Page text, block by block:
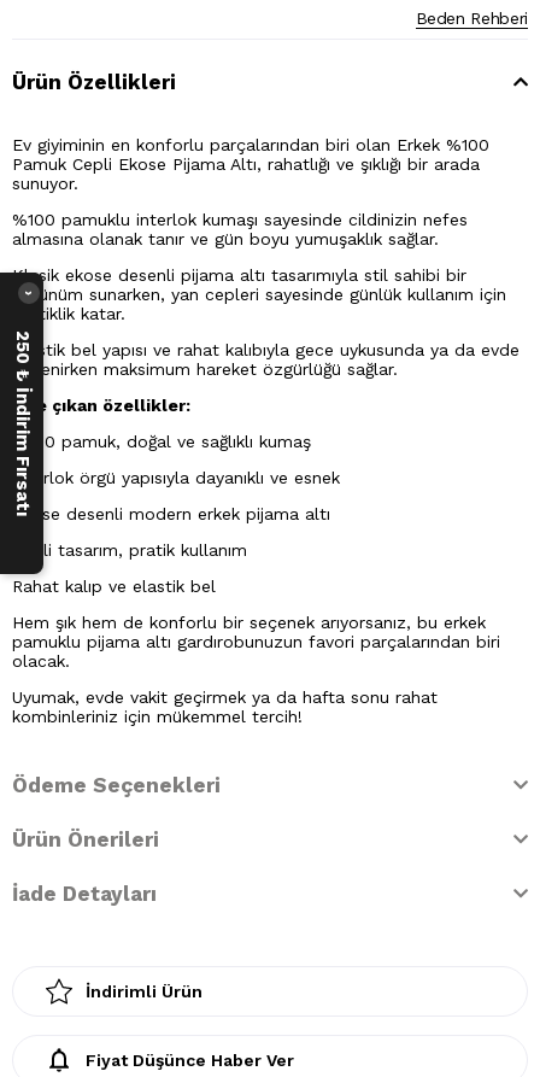
Beden Rehberi
Ürün Özellikleri
Ev giyiminin en konforlu parçalarından biri olan Erkek %100
Pamuk Cepli Ekose Pijama Altı, rahatlığı ve şıklığı bir arada
sunuyor.
%100 pamuklu interlok kumaşı sayesinde cildinizin nefes
almasına olanak tanır ve gün boyu yumuşaklık sağlar.
Klasik ekose desenli pijama altı tasarımıyla stil sahibi bir
görünüm sunarken, yan cepleri sayesinde günlük kullanım için
pratiklik katar.
Elastik bel yapısı ve rahat kalıbıyla gece uykusunda ya da evde
dinlenirken maksimum hareket özgürlüğü sağlar.
Öne çıkan özellikler:
%100 pamuk, doğal ve sağlıklı kumaş
İnterlok örgü yapısıyla dayanıklı ve esnek
Ekose desenli modern erkek pijama altı
Cepli tasarım, pratik kullanım
Rahat kalıp ve elastik bel
Hem şık hem de konforlu bir seçenek arıyorsanız, bu erkek
pamuklu pijama altı gardırobunuzun favori parçalarından biri
olacak.
Uyumak, evde vakit geçirmek ya da hafta sonu rahat
kombinleriniz için mükemmel tercih!
Ödeme Seçenekleri
Ürün Önerileri
İade Detayları
İndirimli Ürün
Fiyat Düşünce Haber Ver
250 ₺ İndirim Fırsatı
›